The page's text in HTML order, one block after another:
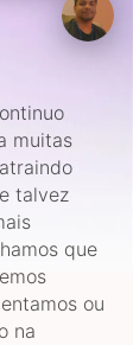
muitas
talvez
que
ou
na